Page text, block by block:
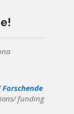
funding